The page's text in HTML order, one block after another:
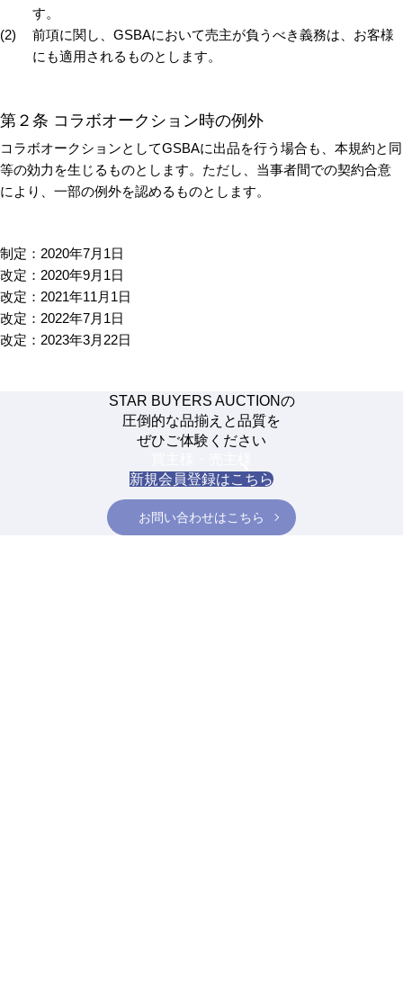
す。
前項に関し、GSBAにおいて売主が負うべき義務は、お客様
にも適用されるものとします。
第２条 コラボオークション時の例外
コラボオークションとしてGSBAに出品を行う場合も、本規約と同
等の効力を生じるものとします。ただし、当事者間での契約合意
により、一部の例外を認めるものとします。
制定：2020年7月1日
改定：2020年9月1日
改定：2021年11月1日
改定：2022年7月1日
改定：2023年3月22日
STAR BUYERS AUCTIONの
圧倒的な品揃えと品質を
ぜひご体験ください
新規会員登録はこちら
お問い合わせはこちら